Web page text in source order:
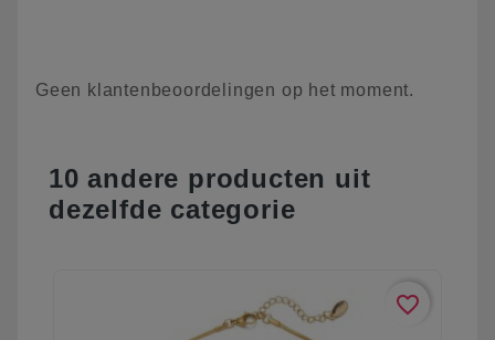
Geen klantenbeoordelingen op het moment.
10 andere producten uit
dezelfde categorie
favorite_border